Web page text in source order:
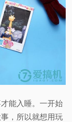
能入睡。一开始
，所以就想用玩